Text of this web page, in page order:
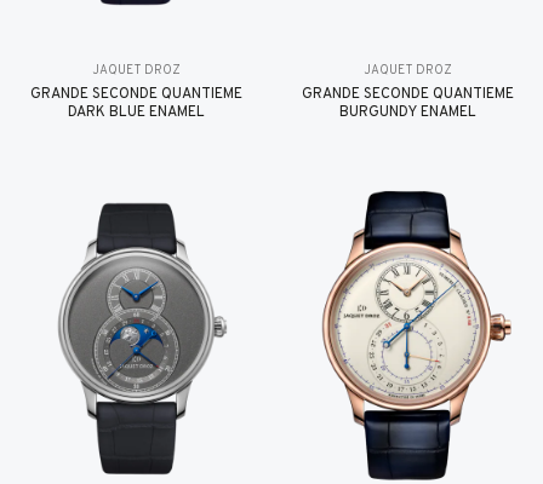
JAQUET DROZ
GRANDE SECONDE QUANTIÈME
DARK BLUE ENAMEL
JAQUET DROZ
GRANDE SECONDE QUANTIÈME
BURGUNDY ENAMEL